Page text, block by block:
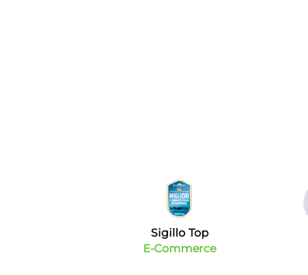
Sigillo Top
E-Commerce